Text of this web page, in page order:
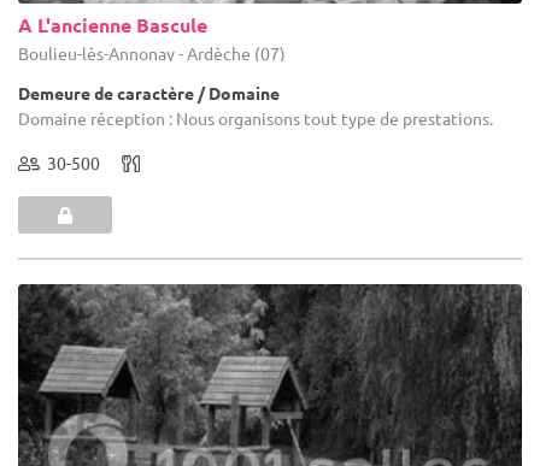
A L'ancienne Bascule
Boulieu-lès-Annonay - Ardèche (07)
Demeure de caractère / Domaine
Domaine réception : Nous organisons tout type de prestations.
30-500